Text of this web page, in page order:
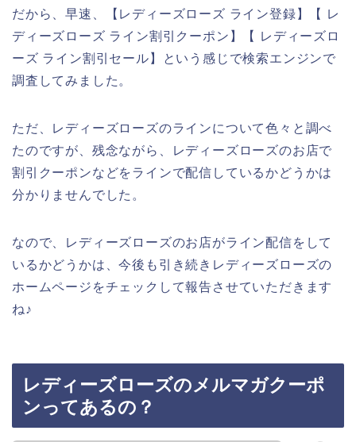
だから、早速、【レディーズローズ ライン登録】【 レ
ディーズローズ ライン割引クーポン】【 レディーズロ
ーズ ライン割引セール】という感じで検索エンジンで
調査してみました。
ただ、レディーズローズのラインについて色々と調べ
たのですが、残念ながら、レディーズローズのお店で
割引クーポンなどをラインで配信しているかどうかは
分かりませんでした。
なので、レディーズローズのお店がライン配信をして
いるかどうかは、今後も引き続きレディーズローズの
ホームページをチェックして報告させていただきます
ね♪
レディーズローズのメルマガクーポ
ンってあるの？